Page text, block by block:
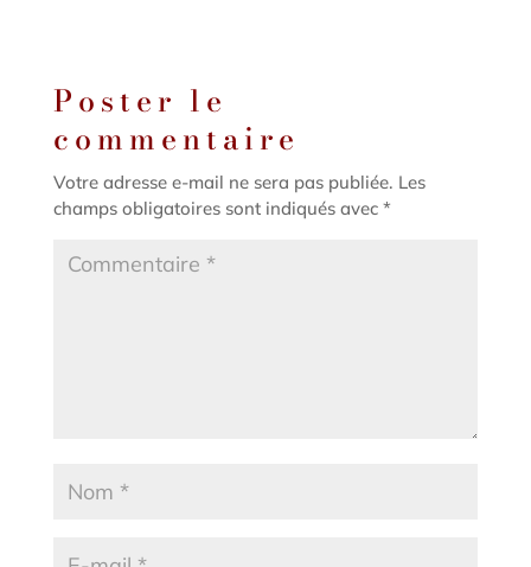
Poster le
commentaire
Votre adresse e-mail ne sera pas publiée. Les
champs obligatoires sont indiqués avec *